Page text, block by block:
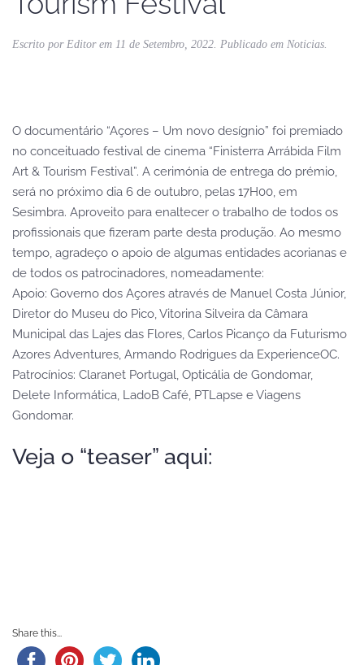
Escrito por Editorem 11 de Setembro, 2022. Publicado em Noticias.
O documentário “Açores – Um novo desígnio” foi premiado
no conceituado festival de cinema “Finisterra Arrábida Film
Art & Tourism Festival”. A cerimónia de entrega do prémio,
será no próximo dia 6 de outubro, pelas 17H00, em
Sesimbra. Aproveito para enaltecer o trabalho de todos os
profissionais que fizeram parte desta produção. Ao mesmo
tempo, agradeço o apoio de algumas entidades acorianas e
de todos os patrocinadores, nomeadamente:
Apoio: Governo dos Açores através de Manuel Costa Júnior,
Diretor do Museu do Pico, Vitorina Silveira da Câmara
Municipal das Lajes das Flores, Carlos Picanço da Futurismo
Azores Adventures, Armando Rodrigues da ExperienceOC.
Patrocínios: Claranet Portugal, Opticália de Gondomar,
Delete Informática, LadoB Café, PTLapse e Viagens
Gondomar.
Veja o “teaser” aqui:
Share this...